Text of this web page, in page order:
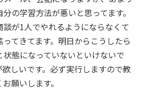
の学習方法が悪いと思ってます。
が1人でやれるようにならなくて
てきてます。明日からこうしたら
態になっていないといけないで
しいです。必ず実行しますので教
願いします。